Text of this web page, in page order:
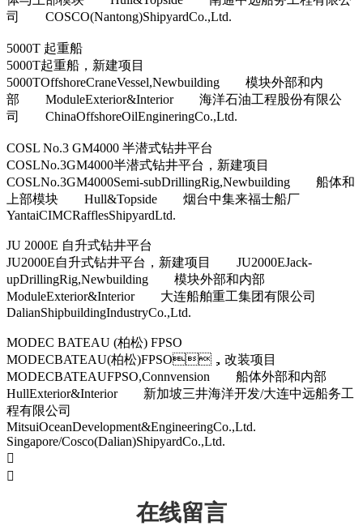
司 COSCO(Nantong)ShipyardCo.,Ltd.
5000T 起重船
5000T起重船，新建项目
5000TOffshoreCraneVessel,Newbuilding 模块外部和内
部 ModuleExterior&Interior 海洋石油工程股份有限公
司 ChinaOffshoreOilEngineringCo.,Ltd.
COSL No.3 GM4000 半潜式钻井平台
COSLNo.3GM4000半潜式钻井平台，新建项目
COSLNo.3GM4000Semi-subDrillingRig,Newbuilding 船体和
上部模块 Hull&Topside 烟台中集来福士船厂
YantaiCIMCRafflesShipyardLtd.
JU 2000E 自升式钻井平台
JU2000E自升式钻井平台，新建项目 JU2000EJack-
upDrillingRig,Newbuilding 模块外部和内部
ModuleExterior&Interior 大连船舶重工集团有限公司
DalianShipbuildingIndustryCo.,Ltd.
MODEC BATEAU (柏松) FPSO
MODECBATEAU(柏松)FPSO，改装项目
MODECBATEAUFPSO,Connvension 船体外部和内部
HullExterior&Interior 新加坡三井海洋开发/大连中远船务工
程有限公司
MitsuiOceanDevelopment&EngineeringCo.,Ltd.
Singapore/Cosco(Dalian)ShipyardCo.,Ltd.


在线留言